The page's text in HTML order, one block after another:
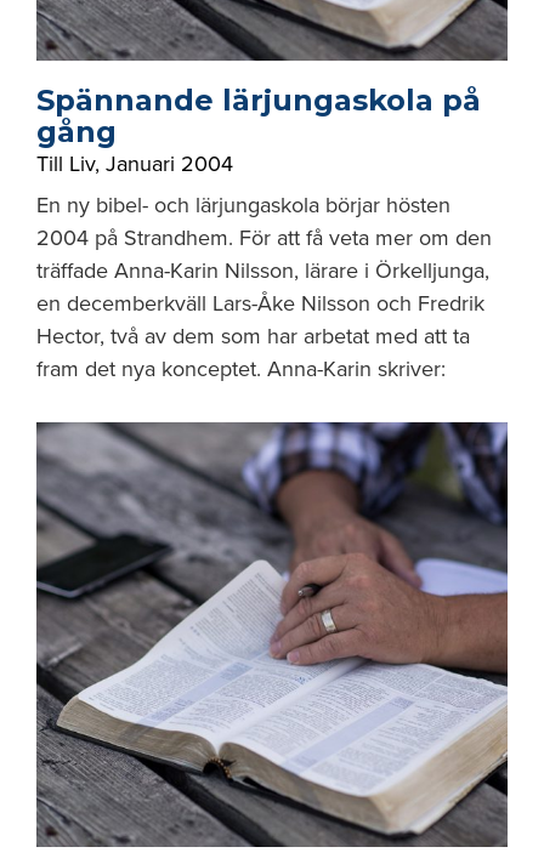
Spännande lärjungaskola på
gång
Till Liv, Januari 2004
En ny bibel- och lärjungaskola börjar hösten
2004 på Strandhem. För att få veta mer om den
träffade Anna-Karin Nilsson, lärare i Örkelljunga,
en decemberkväll Lars-Åke Nilsson och Fredrik
Hector, två av dem som har arbetat med att ta
fram det nya konceptet. Anna-Karin skriver: